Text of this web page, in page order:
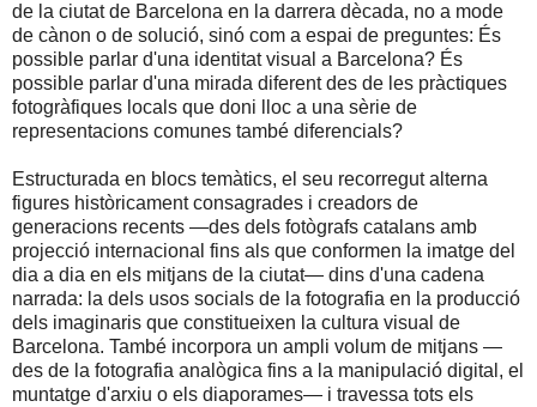
de la ciutat de Barcelona en la darrera dècada, no a mode
de cànon o de solució, sinó com a espai de preguntes: És
possible parlar d'una identitat visual a Barcelona? És
possible parlar d'una mirada diferent des de les pràctiques
fotogràfiques locals que doni lloc a una sèrie de
representacions comunes també diferencials?
Estructurada en blocs temàtics, el seu recorregut alterna
figures històricament consagrades i creadors de
generacions recents —des dels fotògrafs catalans amb
projecció internacional fins als que conformen la imatge del
dia a dia en els mitjans de la ciutat— dins d'una cadena
narrada: la dels usos socials de la fotografia en la producció
dels imaginaris que constitueixen la cultura visual de
Barcelona. També incorpora un ampli volum de mitjans —
des de la fotografia analògica fins a la manipulació digital, el
muntatge d'arxiu o els diaporames— i travessa tots els